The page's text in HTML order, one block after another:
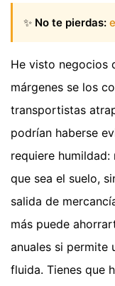
✨ No te pierdas:
He visto negocios
márgenes se los
transportistas
podrían haberse
requiere
que sea el suelo,
salida de
más puede
anuales si permite
fluida. Tienes que